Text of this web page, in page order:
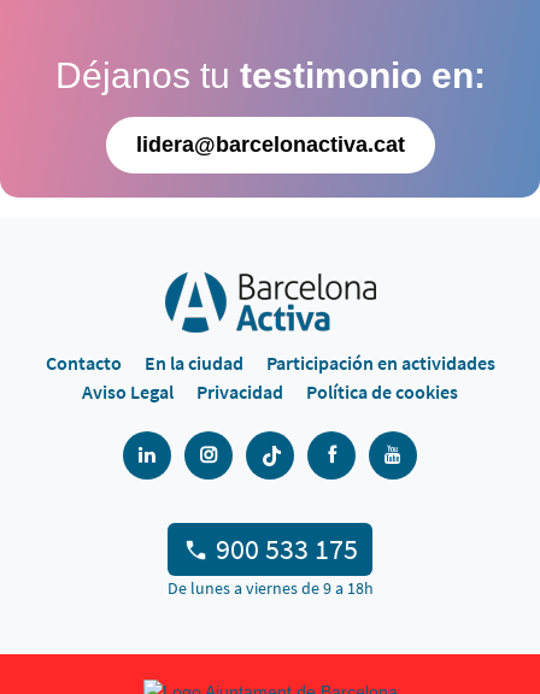
Déjanos tu testimonio en:
lidera@barcelonactiva.cat
Contacto En la ciudad
Participación en actividades
Aviso Legal
Privacidad Política de cookies
900 533 175
De lunes a viernes de 9 a 18h